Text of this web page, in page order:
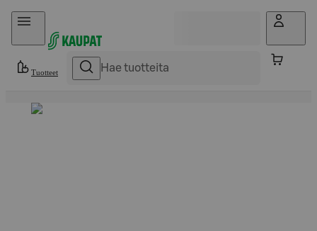
Hyppää sisältöön
Tuotteet